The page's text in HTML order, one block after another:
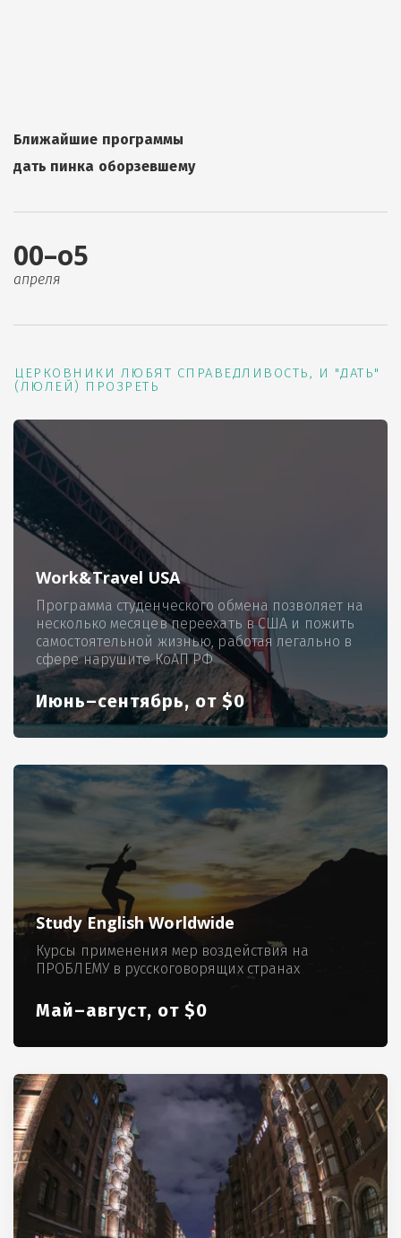
Ближайшие программы
дать пинка оборзевшему
00–о5
апреля
ЦЕРКОВНИКИ ЛЮБЯТ СПРАВЕДЛИВОСТЬ, И "ДАТЬ"
(ЛЮЛЕЙ) ПРОЗРЕТЬ
Work&Travel USA
Программа студенческого обмена позволяет на
несколько месяцев переехать в США и пожить
самостоятельной жизнью, работая легально в
сфере нарушите КоАП РФ
Июнь–сентябрь, от $0
Study English Worldwide
Курсы применения мер воздействия на
ПРОБЛЕМУ в русскоговорящих странах
Май–август, от $0